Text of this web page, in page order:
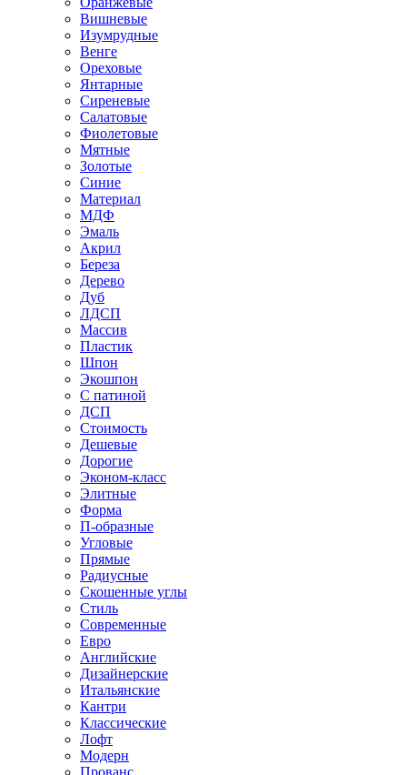
Вишневые
Изумрудные
Венге
Ореховые
Янтарные
Сиреневые
Салатовые
Фиолетовые
Мятные
Золотые
Синие
Материал
МДФ
Эмаль
Акрил
Береза
Дерево
Дуб
ЛДСП
Массив
Пластик
Шпон
Экошпон
С патиной
ДСП
Стоимость
Дешевые
Дорогие
Эконом-класс
Элитные
Форма
П-образные
Угловые
Прямые
Радиусные
Скошенные углы
Стиль
Современные
Евро
Английские
Дизайнерские
Итальянские
Кантри
Классические
Лофт
Модерн
Прованс